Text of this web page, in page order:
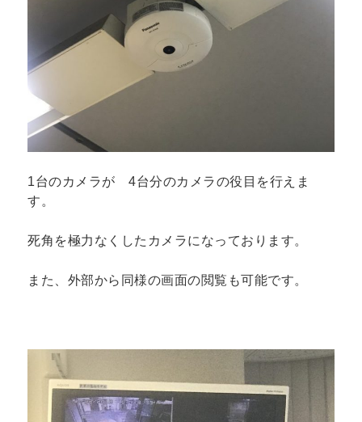
1台のカメラが 4台分のカメラの役目を行えま
す。
死角を極力なくしたカメラになっております。
また、外部から同様の画面の閲覧も可能です。